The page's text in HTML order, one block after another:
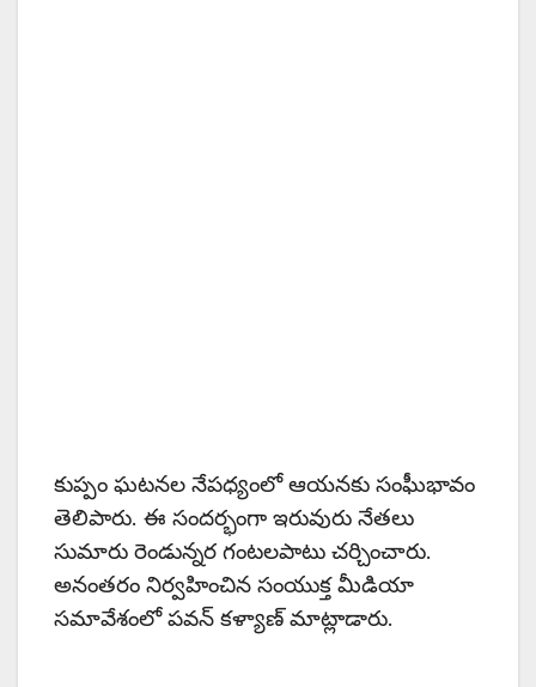
కుప్పం ఘటనల నేపధ్యంలో ఆయనకు సంఘీభావం
తెలిపారు. ఈ సందర్భంగా ఇరువురు నేతలు
సుమారు రెండున్నర గంటలపాటు చర్చించారు.
అనంతరం నిర్వహించిన సంయుక్త మీడియా
సమావేశంలో పవన్ కళ్యాణ్ మాట్లాడారు.